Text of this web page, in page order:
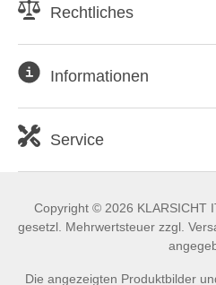
Rechtliches
Informationen
Service
Copyright © 2026 KLARSICHT
gesetzl. Mehrwertsteuer zzgl.
Die angezeigten Produktbilder